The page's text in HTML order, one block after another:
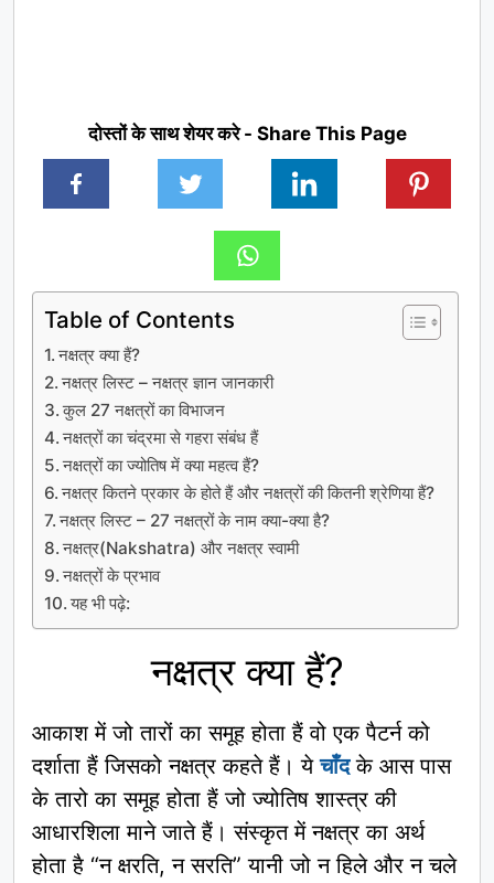
दोस्तों के साथ शेयर करे - Share This Page
Table of Contents
नक्षत्र क्या हैं?
नक्षत्र लिस्ट – नक्षत्र ज्ञान जानकारी
कुल 27 नक्षत्रों का विभाजन
नक्षत्रों का चंद्रमा से गहरा संबंध हैं
नक्षत्रों का ज्योतिष में क्या महत्व हैं?
नक्षत्र कितने प्रकार के होते हैं और नक्षत्रों की कितनी श्रेणिया हैं?
नक्षत्र लिस्ट – 27 नक्षत्रों के नाम क्या-क्या है?
नक्षत्र(Nakshatra) और नक्षत्र स्वामी
नक्षत्रों के प्रभाव
यह भी पढ़े:
नक्षत्र क्या हैं?
आकाश में जो तारों का समूह होता हैं वो एक पैटर्न को
दर्शाता हैं जिसको नक्षत्र कहते हैं। येचाँदके आस पास
के तारो का समूह होता हैं जो ज्योतिष शास्त्र की
आधारशिला माने जाते हैं। संस्कृत में नक्षत्र का अर्थ
होता है “न क्षरति, न सरति” यानी जो न हिले और न चले